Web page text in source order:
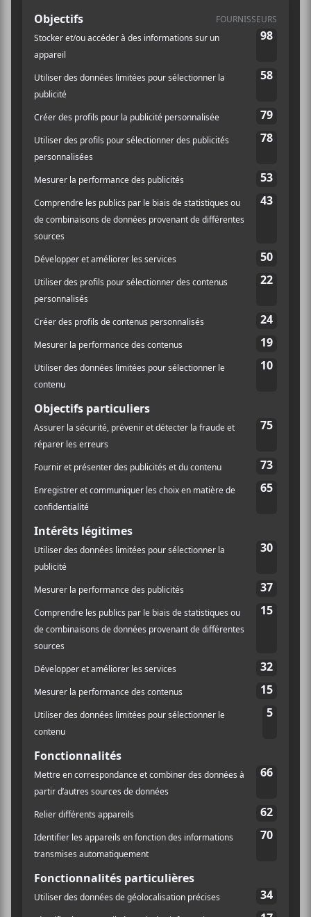
DÉTAILS
Date :
2022-07-01
Heure :
17:00 - 23:30
Catégorie
d’Évènement:
Spectacle
Site :
https://www.montrealja
zzfest.com/fr-
ca/Programmation/Hor
aire
ORGANISATEUR
Jazz de Montréal
LIEU
Place des Festivals
Rue Jeanne-Mance
Montréal
H2X 3X5
Festival international de jazz
de Montréal 2022 – Jour 1
Festival international de
jazz de Montréal – Jour 3
Ne manquez pas les dernières
nouvelles!
Abonnez-vous à l’infolettre du Canal